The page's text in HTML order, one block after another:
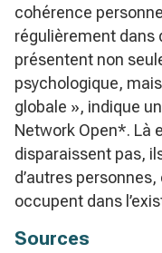
cohérence
régulièrement dans
présentent non
psychologique,
globale », indique
Network Open*. Là
disparaissent pas,
d’autres
occupent dans
Sources